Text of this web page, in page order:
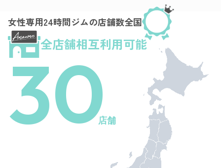
全店舗相互利用可能
女性専用24時間ジムの店舗数全国
30店舗